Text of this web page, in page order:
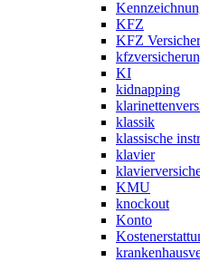
KFZ
KFZ
KI
kidnapping
klassik
klassische
klavier
KMU
knockout
Konto